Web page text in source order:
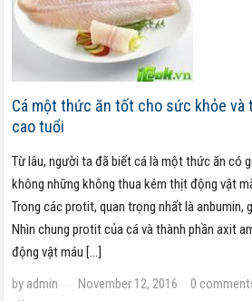
Cá một thức ăn tốt cho sức khỏe và
cao tuổi
Từ lâu, người ta đã biết cá là một thức ăn có
không những không thua kém thịt động vật
Trong các protit, quan trọng nhất là anbumin,
Nhìn chung protit của cá và thành phần axit
động vật máu […]
by admin · November 12, 2016· 0